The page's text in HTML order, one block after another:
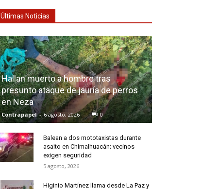
Últimas Noticias
Hallan muerto a hombre tras
presunto ataque de jauría de perros
en Neza
Contrapapel - 6 agosto, 2026 0
Balean a dos mototaxistas durante
asalto en Chimalhuacán; vecinos
exigen seguridad
5 agosto, 2026
Higinio Martínez llama desde La Paz y